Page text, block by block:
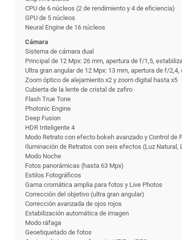
CPU de 6 núcleos (2 de rendimiento y 4 de eficiencia)
GPU de 5 núcleos
Neural Engine de 16 núcleos
Cámara
Sistema de cámara dual
Principal de 12 Mpx: 26 mm, apertura de f/1,5,
Ultra gran angular de 12 Mpx: 13 mm, apertura de f/
Zoom óptico de alejamiento x2 y zoom digital hasta x5
Cubierta de la lente de cristal de zafiro
Flash True Tone
Photonic Engine
Deep Fusion
HDR Inteligente 4
Modo Retrato con efecto bokeh avanzado y Control de
Iluminación de Retratos con seis efectos (Luz Natural,
Modo Noche
Fotos panorámicas (hasta 63 Mpx)
Estilos Fotográficos
Gama cromática amplia para fotos y Live Photos
Corrección del objetivo (ultra gran angular)
Corrección avanzada de ojos rojos
Estabilización automática de imagen
Modo ráfaga
Geoetiquetado de fotos